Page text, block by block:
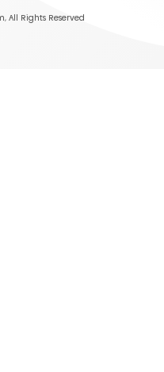
, All Rights Reserved